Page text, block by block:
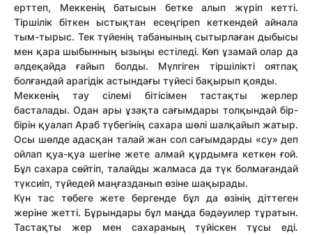
ерттеп, Меккенің батысын бетке алып жүріп кетті.
Тіршілік біткен ыстықтан есеңгіреп кеткендей айнала
тым-тырыс. Тек түйенің табанының сытырлаған дыбысы
мен қара шыбынның ызыңы естіледі. Көп ұзамай олар да
әлдеқайда ғайып болды. Мүлгіген тіршілікті оятпақ
болғандай арагідік астындағы түйесі бақырып қояды.
Меккенің тау сілемі бітісімен тастақты жерлер
басталады. Одан ары ұзақта сағымдары толқындай бір-
бірін қуалап Араб түбегінің сахара шөлі шалқайып жатыр.
Осы шөлде адасқан талай жан сол сағымдарды «су» деп
ойлап қуа-қуа шегіне жете алмай құрдымға кеткен ғой.
Бұл сахара сөйтіп, талайды жалмаса да түк болмағандай
түксиіп, түйедей маңғазданып өзіне шақырады.
Күн тас төбеге жете бергенде бұл да өзінің діттеген
жеріне жетті. Бұрындары бұл маңда бәдәуилер тұратын.
Тастақты жер мен сахараның түйіскен тұсы еді.